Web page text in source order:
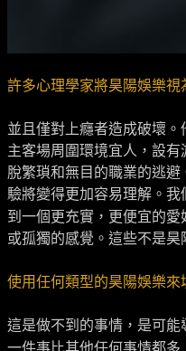
許多心理學家將昊陽娛樂
並且僅對上癮者造成破壞
主客場周圍環境宜人，設有
脫繁瑣和無目的職業的逃
驗將變得更加容易理解。
到一個更充實，更便宜的
或孤獨的感覺。這些不是昊
使用任何類型的昊陽娛樂
這是做不到的事情，是可
一件事比其他任何事情都